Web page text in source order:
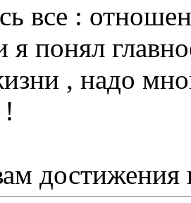
все :
я понял
, надо
достижения